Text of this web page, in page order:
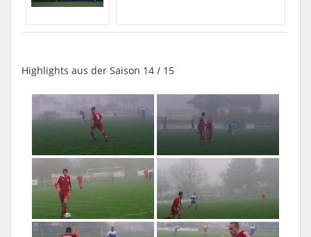
Highlights aus der Saison 14 / 15